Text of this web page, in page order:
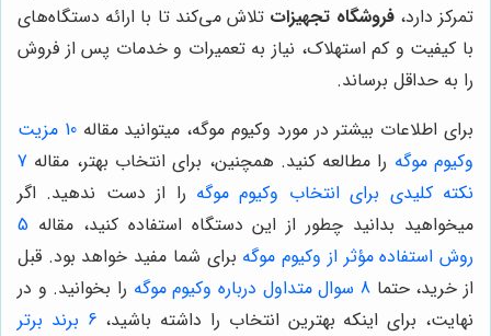
تمرکز دارد،فروشگاه تجهیزات تلاش می‌کند تا با ارائه دستگاه‌های
با کیفیت و کم استهلاک، نیاز به تعمیرات و خدمات پس از فروش
را به حداقل برساند.
برای اطلاعات بیشتر در مورد وکیوم موگه، میتوانید مقاله
10 مزیت
وکیوم موگه را مطالعه کنید. همچنین، برای انتخاب بهتر، مقاله 7
نکته کلیدی برای انتخاب وکیوم موگه را از دست ندهید. اگر
میخواهید بدانید چطور از این دستگاه استفاده کنید، مقاله 5
روش استفاده مؤثر از وکیوم موگه برای شما مفید خواهد بود. قبل
از خرید، حتما 8 سوال متداول درباره وکیوم موگه
را بخوانید. و در
نهایت، برای اینکه بهترین انتخاب را داشته باشید،
6 برند برتر